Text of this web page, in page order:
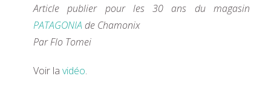
Article publier pour les 30 ans du magasin
PATAGONIA de Chamonix
Par Flo Tomei
Voir la vidéo.